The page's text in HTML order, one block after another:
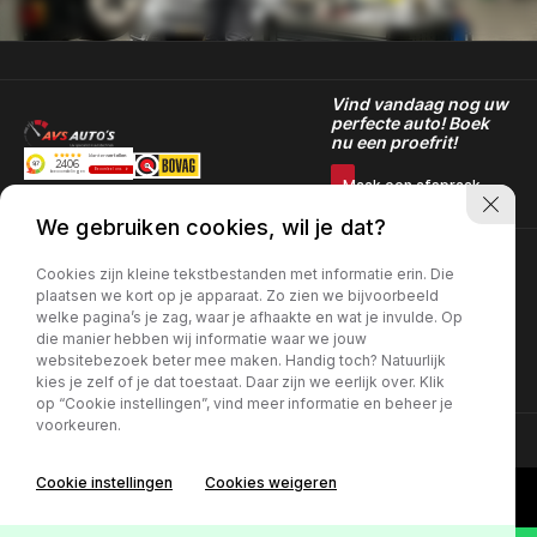
Vind vandaag nog uw
perfecte auto! Boek
nu een proefrit!
Maak een afspraak
Maandag t/m Vrijdag:
08:00 - 17:30
Zaterdag:
09:00 - 13:00
werkplaats
Maandag t/m Vrijdag:
08:00 - 17:30
3261NE Oud-Beijerland
0186-707011
verkoop: info@avsautos.nl
werkplaats:
werkplaats@avsautos.nl
We gebruiken cookies, wil je dat?
Cookies zijn kleine tekstbestanden met informatie erin. Die
plaatsen we kort op je apparaat. Zo zien we bijvoorbeeld
welke pagina’s je zag, waar je afhaakte en wat je invulde. Op
die manier hebben wij informatie waar we jouw
websitebezoek beter mee maken. Handig toch? Natuurlijk
kies je zelf of je dat toestaat. Daar zijn we eerlijk over. Klik
op “Cookie instellingen”, vind meer informatie en beheer je
voorkeuren.
Cookie instellingen Cookies weigeren